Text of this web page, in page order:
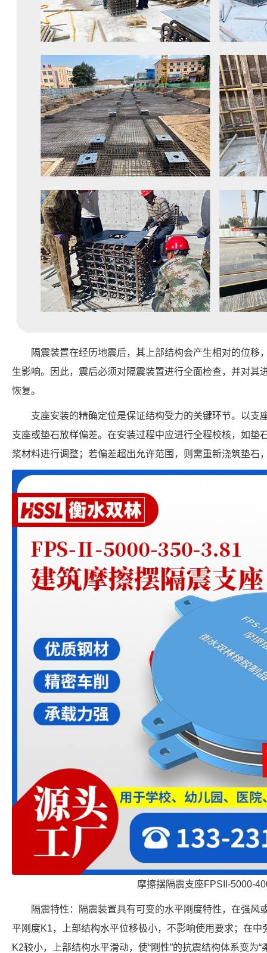
隔震装置在经历地震后，其上部结构会产生相对的位移
生影响。因此，震后必须对隔震装置进行全面检查，并对其
恢复。
支座安装的精确定位是保证结构受力的关键环节。以支
支座或垫石放样偏差。在安装过程中应进行全程校核，如垫
浆材料进行调整；若偏差超出允许范围，则需重新浇筑垫石
摩擦摆隔震支座FPSII-5000-
隔震特性：隔震装置具有可变的水平刚度特性，在强风
平刚度K1，上部结构水平位移极小，不影响使用要求；在
K2较小，上部结构水平滑动，使“刚性”的抗震结构体系变为